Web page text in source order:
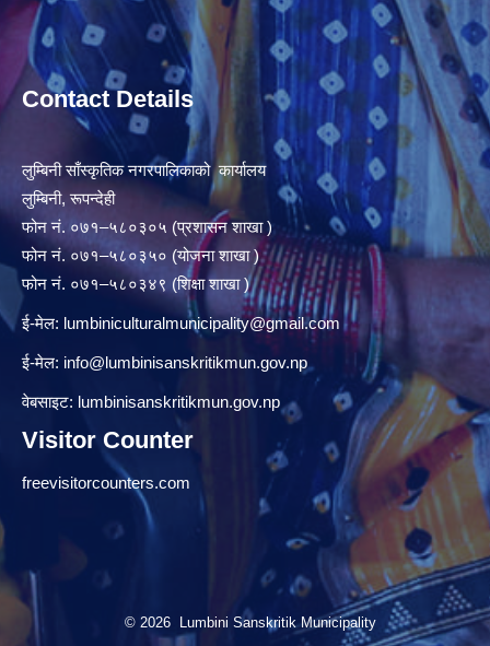
Contact Details
लुम्बिनी साँस्कृतिक नगरपालिकाको कार्यालय
लुम्बिनी, रूपन्देही
फोन नं. ०७१–५८०३०५ (प्रशासन शाखा )
फोन नं. ०७१–५८०३५० (योजना शाखा )
फोन नं. ०७१–५८०३४९ (शिक्षा शाखा )
ई-मेल: lumbiniculturalmunicipality@gmail.com
ई-मेल: info@lumbinisanskritikmun.gov.np
वेबसाइट: lumbinisanskritikmun.gov.np
Visitor Counter
freevisitorcounters.com
© 2026 Lumbini Sanskritik Municipality